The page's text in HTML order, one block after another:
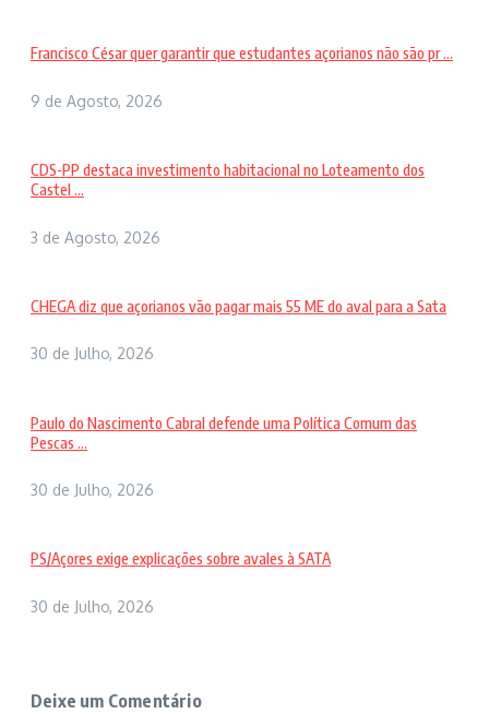
Francisco César quer garantir que estudantes açorianos não são pr ...
9 de Agosto, 2026
CDS-PP destaca investimento habitacional no Loteamento dos
Castel ...
3 de Agosto, 2026
CHEGA diz que açorianos vão pagar mais 55 ME do aval para a Sata
30 de Julho, 2026
Paulo do Nascimento Cabral defende uma Política Comum das
Pescas ...
30 de Julho, 2026
PS/Açores exige explicações sobre avales à SATA
30 de Julho, 2026
Deixe um Comentário